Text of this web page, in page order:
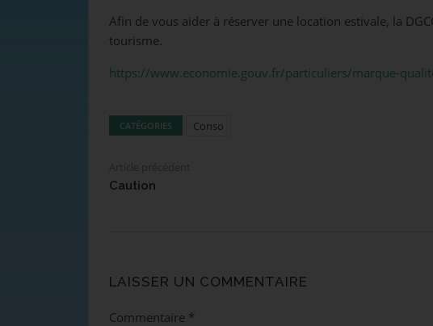
Afin de vous aider à réserver une location estivale, la
tourisme.
https://www.economie.gouv.fr/particuliers/marque-
CATÉGORIES Conso
Caution
LAISSER UN COMMENTAIRE
Commentaire *